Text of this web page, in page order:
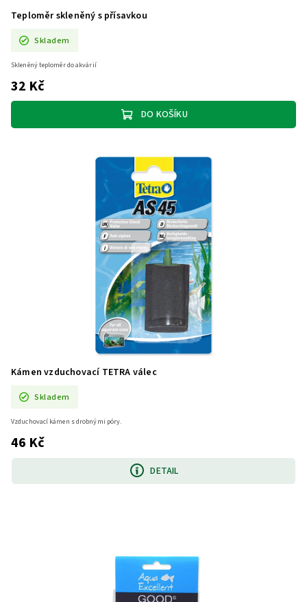
Teploměr skleněný s přísavkou
Skladem
32 Kč
DO KOŠÍKU
Skleněný teploměr do akvárií
Kámen vzduchovací TETRA válec
Skladem
46 Kč
DETAIL
Vzduchovací kámen s drobnými póry.